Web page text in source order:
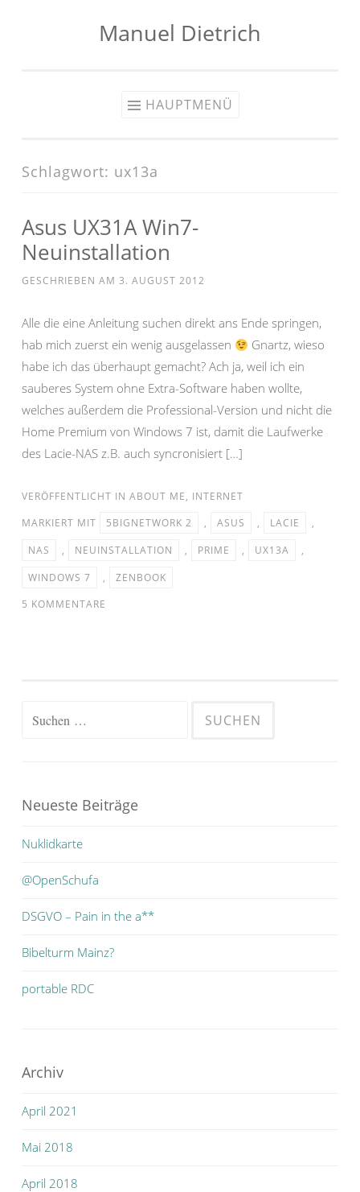
Manuel Dietrich
HAUPTMENÜ
Schlagwort: ux13a
Asus UX31A Win7-
Neuinstallation
GESCHRIEBEN AM 3. AUGUST 2012
Alle die eine Anleitung suchen direkt ans Ende springen,
hab mich zuerst ein wenig ausgelassen
Gnartz, wieso
habe ich das überhaupt gemacht? Ach ja, weil ich ein
sauberes System ohne Extra-Software haben wollte,
welches außerdem die Professional-Version und nicht die
Home Premium von Windows 7 ist, damit die Laufwerke
des Lacie-NAS z.B. auch syncronisiert […]
VERÖFFENTLICHT IN ABOUT ME, INTERNET
MARKIERT MIT
5BIGNETWORK 2 , ASUS , LACIE
,
NAS
, NEUINSTALLATION , PRIME , UX13A
,
WINDOWS 7
,
ZENBOOK
5 KOMMENTARE
Suchen
Neueste Beiträge
Nuklidkarte
@OpenSchufa
DSGVO – Pain in the a**
Bibelturm Mainz?
portable RDC
Archiv
April 2021
Mai 2018
April 2018